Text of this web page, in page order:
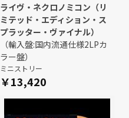
ライヴ・ネクロノミコン（リ
ミテッド・エディション・ス
プラッター・ヴァイナル）
（輸入盤:国内流通仕様2LPカ
ラー盤）
ミニストリー
￥13,420